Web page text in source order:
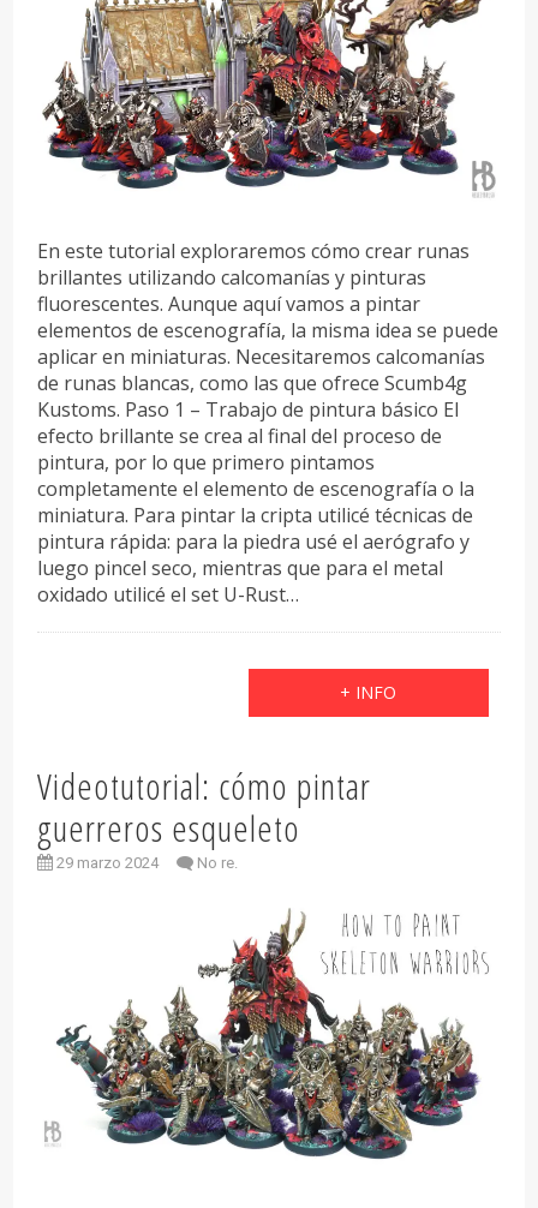
En este tutorial exploraremos cómo crear runas
brillantes utilizando calcomanías y pinturas
fluorescentes. Aunque aquí vamos a pintar
elementos de escenografía, la misma idea se puede
aplicar en miniaturas. Necesitaremos calcomanías
de runas blancas, como las que ofrece Scumb4g
Kustoms. Paso 1 – Trabajo de pintura básico El
efecto brillante se crea al final del proceso de
pintura, por lo que primero pintamos
completamente el elemento de escenografía o la
miniatura. Para pintar la cripta utilicé técnicas de
pintura rápida: para la piedra usé el aerógrafo y
luego pincel seco, mientras que para el metal
oxidado utilicé el set U-Rust…
+ INFO
Videotutorial: cómo pintar
guerreros esqueleto
29 marzo 2024 No re.